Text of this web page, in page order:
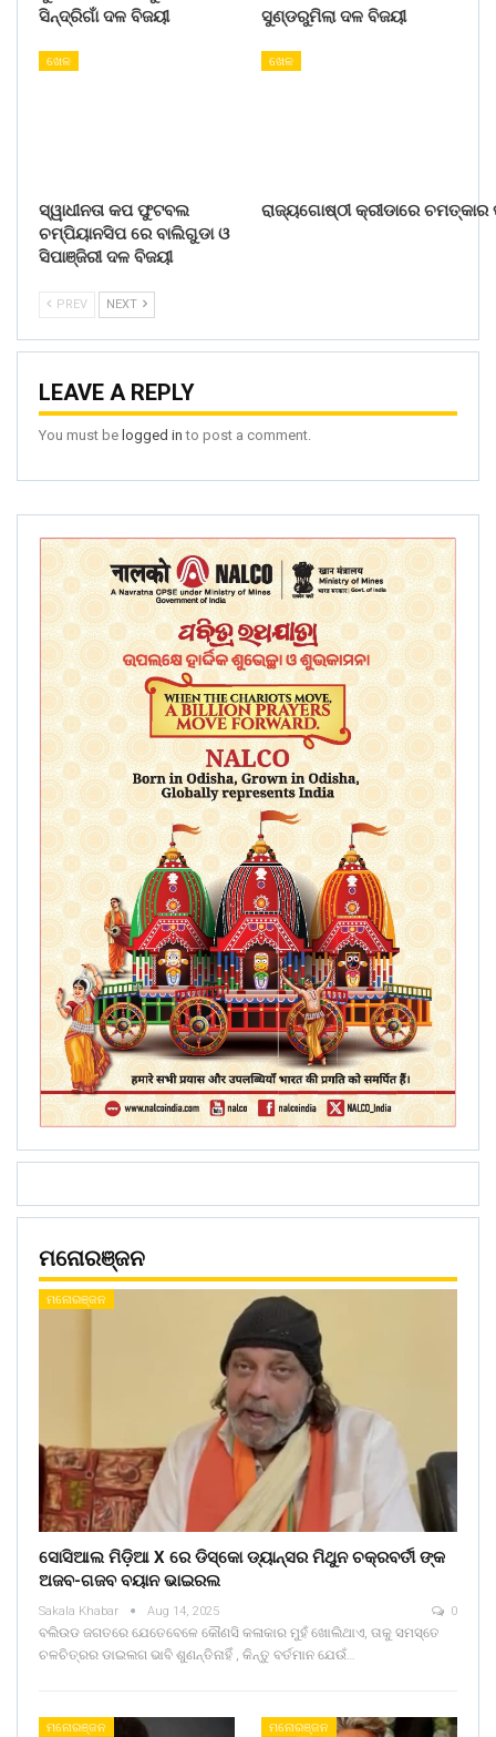
ସିନ୍ଦ୍ରିଗାଁ ଦଳ ବିଜୟୀ
ସୁଣ୍ଡରୁମିଲା ଦଳ ବିଜୟୀ
ଖେଳ
ସ୍ୱାଧୀନତା କପ ଫୁଟବଲ
ଚମ୍ପିୟାନସିପ ରେ ବାଲିଗୁଡା ଓ
ସିପାଞ୍ଜିରୀ ଦଳ ବିଜୟୀ
ଖେଳ
ରାଜ୍ୟଗୋଷ୍ଠୀ କ୍ରୀଡାରେ
PREV NEXT
LEAVE A REPLY
You must be logged in to post a comment.
ମନୋରଞ୍ଜନ
ମନୋରଞ୍ଜନ
ସୋସିଆଲ ମିଡ଼ିଆ X ରେ ଡିସ୍କୋ ଡ୍ୟାନ୍ସର ମିଥୁନ ଚକ୍ରବର୍ତୀ ଙ୍କ
ଅଜବ-ଗଜବ ବୟାନ ଭାଇରଲ
Sakala Khabar Aug 14, 2025 0
ବଲିଉଡ ଜଗତରେ ଯେତେବେଳେ କୌଣସି କଳାକାର ମୁହଁ ଖୋଲିଥାଏ, ତାକୁ ସମସ୍ତେ
ଚଳଚିତ୍ରର ଡାଇଲଗ ଭାବି ଶୁଣନ୍ତିନାହିଁ , କିନ୍ତୁ ବର୍ତମାନ ଯେଉଁ…
ମନୋରଞ୍ଜନ ମନୋରଞ୍ଜନ